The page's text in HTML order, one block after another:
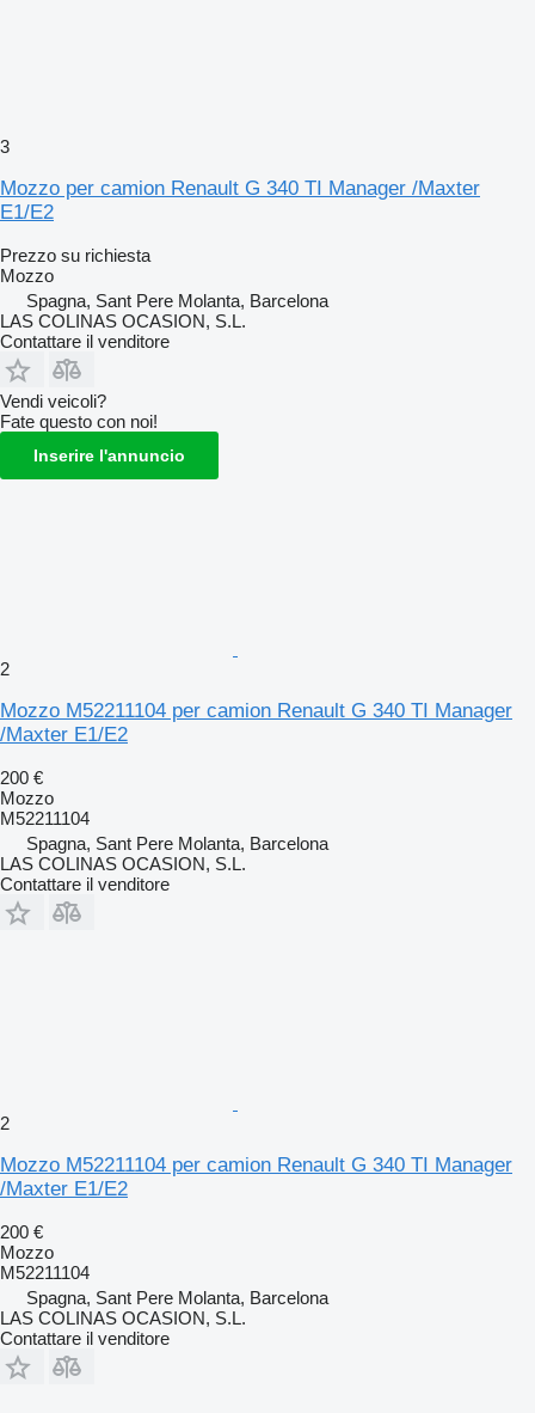
3
Mozzo per camion Renault G 340 TI Manager /Maxter
E1/E2
Prezzo su richiesta
Mozzo
Spagna, Sant Pere Molanta, Barcelona
LAS COLINAS OCASION, S.L.
Contattare il venditore
Vendi veicoli?
Fate questo con noi!
Inserire l'annuncio
2
Mozzo M52211104 per camion Renault G 340 TI Manager
/Maxter E1/E2
200 €
Mozzo
M52211104
Spagna, Sant Pere Molanta, Barcelona
LAS COLINAS OCASION, S.L.
Contattare il venditore
2
Mozzo M52211104 per camion Renault G 340 TI Manager
/Maxter E1/E2
200 €
Mozzo
M52211104
Spagna, Sant Pere Molanta, Barcelona
LAS COLINAS OCASION, S.L.
Contattare il venditore